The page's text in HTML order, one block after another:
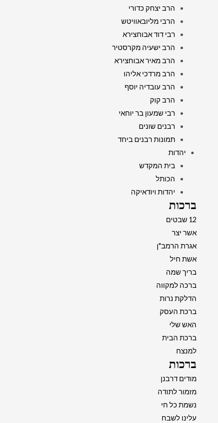
הרב יצחק כדורי
הרבי מליובאוויטש
רבי דוד אבוחצירא
הרב ישעיה מקרסטיר
הרב מאיר אבוחצירא
הרב מרדכי אליהו
הרב עובדיה יוסף
הרב קוק
רבי שמעון בר יוחאי
רבנים שונים
תמונות רבנים ביחד
יהדות
בית המקדש
הכותל
יהדות ויודאיקה
ברכות
12 שבטים
אשר יצר
אגרת הרמב"ן
אשת חיל
בריך שמה
ברכה למקווה
הדלקת נרות
ברכת העסק
האש שלי
ברכת הבית
למנצח
ברכות
מודים דרבנן
מזמור לתודה
נשמת כל חי
עלינו לשבח